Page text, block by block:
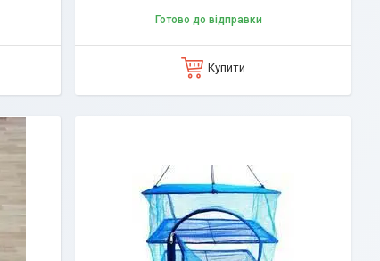
Готово до відправки
Купити